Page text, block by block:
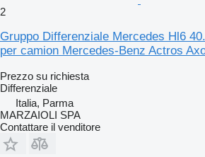
2
Gruppo Differenziale Mercedes Hl6
per camion Mercedes-Benz Actros
Prezzo su richiesta
Differenziale
Italia, Parma
MARZAIOLI SPA
Contattare il venditore